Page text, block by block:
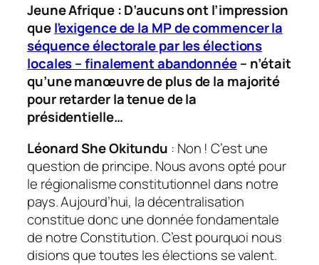
Jeune Afrique : D’aucuns ont l’impression
quel’exigence de la MP de commencer la
séquence électorale par les élections
locales – finalement abandonnée– n’était
qu’une manœuvre de plus de la majorité
pour retarder la tenue de la
présidentielle…
Léonard She Okitundu : Non ! C’est une
question de principe. Nous avons opté pour
le régionalisme constitutionnel dans notre
pays. Aujourd’hui, la décentralisation
constitue donc une donnée fondamentale
de notre Constitution. C’est pourquoi nous
disions que toutes les élections se valent.